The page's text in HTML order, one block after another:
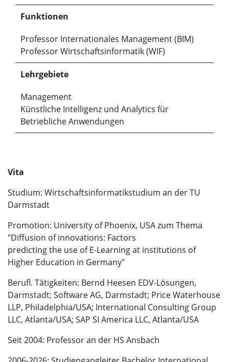
Funktionen
Professor Internationales Management (BIM)
Professor Wirtschaftsinformatik (WIF)
Lehrgebiete
Management
Künstliche Intelligenz und Analytics für
Betriebliche Anwendungen
Vita
Studium: Wirtschaftsinformatikstudium an der TU
Darmstadt
Promotion: University of Phoenix, USA zum Thema
"Diffusion of innovations: Factors
predicting the use of E-Learning at institutions of
Higher Education in Germany"
Berufl. Tätigkeiten: Bernd Heesen EDV-Lösungen,
Darmstadt; Software AG, Darmstadt; Price Waterhouse
LLP, Philadelphia/USA; International Consulting Group
LLC, Atlanta/USA; SAP SI America LLC, Atlanta/USA
Seit 2004: Professor an der HS Ansbach